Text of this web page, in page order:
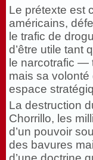
Le prétexte est
américains,
le trafic de
d’être utile tant
le narcotrafic
mais sa volonté
espace
La destruction
Chorrillo, les
d’un pouvoir
des bavures